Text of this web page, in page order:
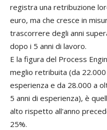
registra una retribuzione
euro, ma che cresce in
trascorrere degli anni
dopo i 5 anni di lavoro.
E la figura del Process
meglio retribuita (da
esperienza e da 28.000 a
5 anni di esperienza), è
alto rispetto all'anno
25%.